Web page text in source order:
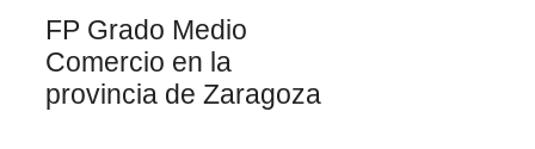
FP Grado Medio
Comercio en la
provincia de Zaragoza